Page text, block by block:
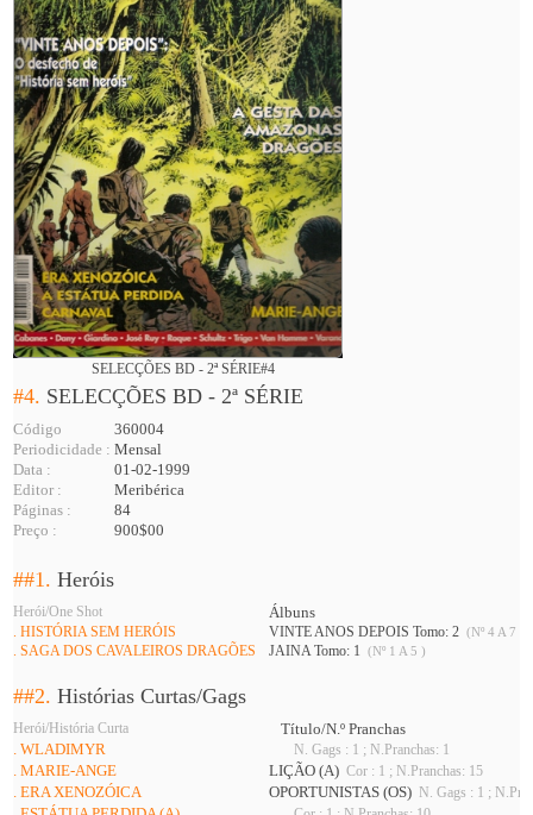
SELECÇÕES BD - 2ª SÉRIE#4
#4. SELECÇÕES BD - 2ª SÉRIE
Código
360004
Periodicidade : Mensal
Data :
01-02-1999
Editor :
Meribérica
Páginas :
84
Preço :
900$00
##1.Heróis
Herói/One Shot Álbuns
. HISTÓRIA SEM HERÓIS VINTE ANOS DEPOIS Tomo: 2 (Nº 4 A 7 )
. SAGA DOS CAVALEIROS DRAGÕES JAINA Tomo: 1 (Nº 1 A 5 )
##2.Histórias Curtas/Gags
Herói/História Curta
Título/N.º Pranchas
. WLADIMYR
N. Gags : 1 ; N.Pranchas: 1
. MARIE-ANGE LIÇÃO (A) Cor : 1 ; N.Pranchas: 15
. ERA XENOZÓICA OPORTUNISTAS (OS) N. Gags : 1 ;